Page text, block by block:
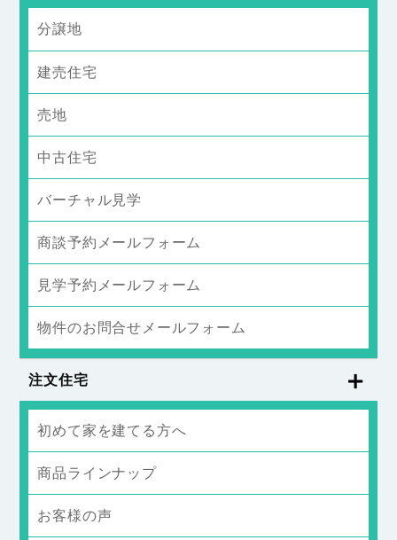
分譲地
建売住宅
売地
中古住宅
バーチャル見学
商談予約メールフォーム
見学予約メールフォーム
物件のお問合せメールフォーム
注文住宅
初めて家を建てる方へ
商品ラインナップ
お客様の声